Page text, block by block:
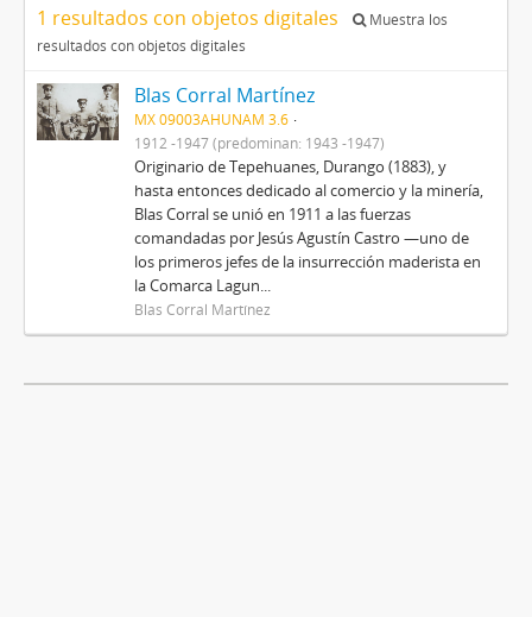
1 resultados con objetos digitales
Muestra los
resultados con objetos digitales
Blas Corral Martínez
MX 09003AHUNAM 3.6
1912 -1947 (predominan: 1943 -1947)
Originario de Tepehuanes, Durango (1883), y
hasta entonces dedicado al comercio y la minería,
Blas Corral se unió en 1911 a las fuerzas
comandadas por Jesús Agustín Castro —uno de
los primeros jefes de la insurrección maderista en
la Comarca Lagun...
Blas Corral Martínez